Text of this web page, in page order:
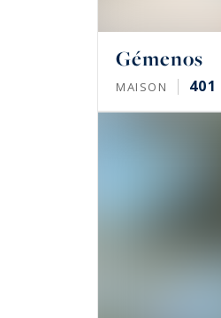
Gémenos
MAISON 401